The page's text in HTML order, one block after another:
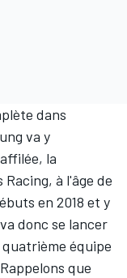
dans
va y
la
Racing, à l'âge de
en 2018 et y
donc se lancer
équipe
que